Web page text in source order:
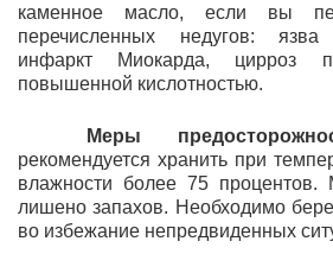
каменное масло, если вы
перечисленных недугов: язва
инфаркт Миокарда, цирроз
повышенной кислотностью.
Меры
рекомендуется хранить при
влажности более 75
лишено запахов. Необходимо
во избежание непредвиденных